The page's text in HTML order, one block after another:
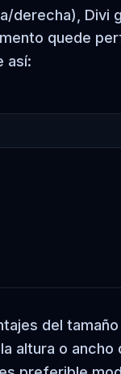
derecha), Divi
quede
así:
del
altura o ancho